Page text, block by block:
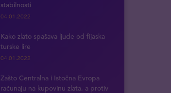
stabilnosti
04.01.2022
Kako zlato spašava ljude od fijaska
turske lire
04.01.2022
Zašto Centralna i Istočna Evropa
računaju na kupovinu zlata, a protiv